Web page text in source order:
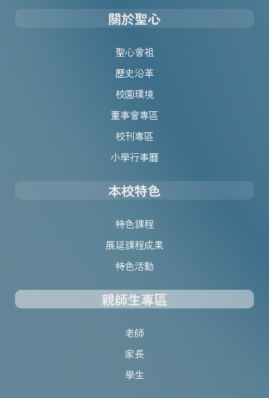
關於聖心
聖心會祖
歷史沿革
校園環境
董事會專區
校刊專區
小學行事曆
本校特色
特色課程
展延課程成果
特色活動
親師生專區
老師
家長
學生